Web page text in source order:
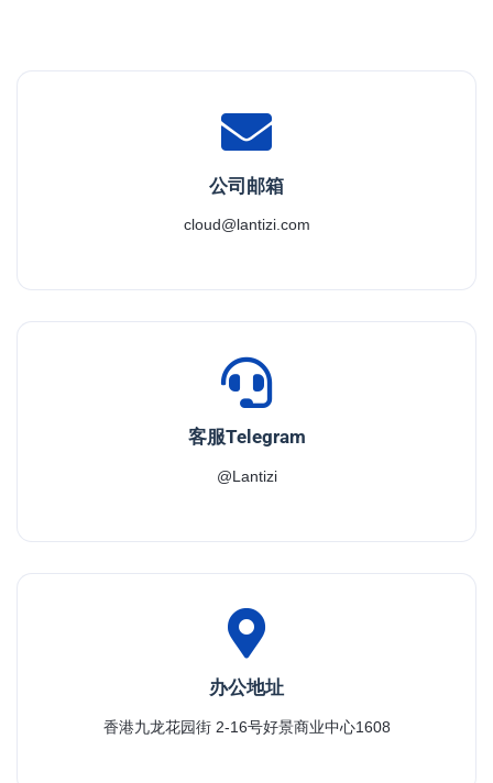
公司邮箱
cloud@lantizi.com
客服Telegram
@Lantizi
办公地址
香港九龙花园街 2-16号好景商业中心1608